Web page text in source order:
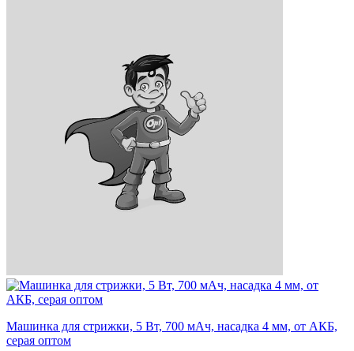
Машинка для стрижки, 5 Вт, 700 мАч, насадка 4 мм, от АКБ,
серая оптом